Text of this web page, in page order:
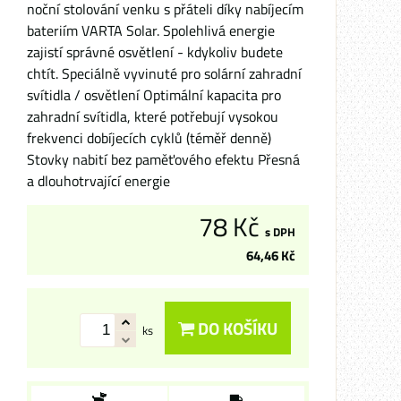
noční stolování venku s přáteli díky nabíjecím
bateriím VARTA Solar. Spolehlivá energie
zajistí správné osvětlení - kdykoliv budete
chtít. Speciálně vyvinuté pro solární zahradní
svítidla / osvětlení Optimální kapacita pro
zahradní svítidla, které potřebují vysokou
frekvenci dobíjecích cyklů (téměř denně)
Stovky nabití bez paměťového efektu Přesná
a dlouhotrvající energie
78 Kč s DPH
64,46 Kč
ks DO KOŠÍKU